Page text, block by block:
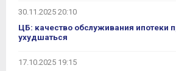
30.11.2025 20:10
ЦБ: качество обслуживания ипотеки
ухудшаться
17.10.2025 19:15